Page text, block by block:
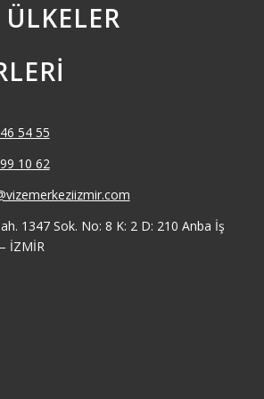
ÜLKELER
54 55
10 62
1347 Sok. No: 8 K: 2 D: 210 Anba İş
İZMİR